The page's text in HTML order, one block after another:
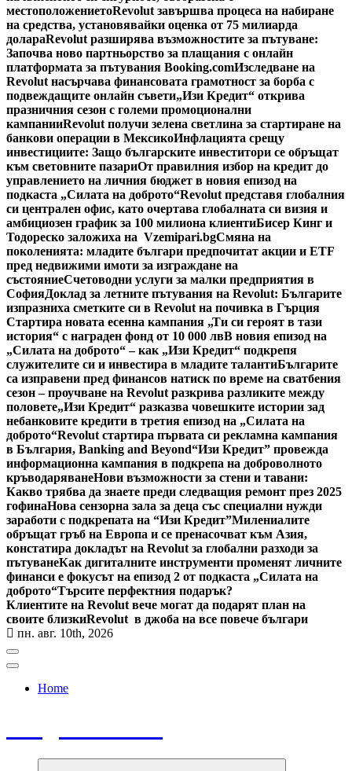
местоположениетоRevolut завършва процеса на набиране
на средства, установявайки оценка от 75 милиарда
долараRevolut разширява възможностите за пътуване:
Започва ново партньорство за плащания с онлайн
платформата за пътувания Booking.comИзследване на
Revolut насърчава финансовата грамотност за борба с
подвеждащите онлайн съвети„Изи Кредит“ открива
празничния сезон с големи промоционални
кампанииRevolut получи зелена светлина за стартиране на
банкови операции в МексикоИнфлацията срещу
инвестициите: Защо българските инвеститори се обръщат
към световните пазариОт правилния избор на кредит до
управлението на личния бюджет в новия епизод на
подкаста „Силата на доброто“Revolut представя глобалния
си централен офис, като очертава глобалната си визия и
амбициозен график за 100 милиона клиентиБисер Кинг и
Тодореско заложиха на Vzemipari.bgСмяна на
поколенията: младите българи предпочитат акции и ETF
пред недвижими имоти за изграждане на
състояниеСчетоводни услуги за малки предприятия в
СофияДоклад за летните пътувания на Revolut: Българите
изпразниха сметките си в Revolut на почивка в Гърция
Стартира новата есенна кампания „Ти си героят в тази
история“ с награден фонд от 10 000 лвВ новия епизод на
„Силата на доброто“ – как „Изи Кредит“ подкрепя
служителите си и инвестира в младите талантиБългарите
са изправени пред финансов натиск по време на сватбения
сезон – проучване на Revolut разкрива разликите между
половете„Изи Кредит“ разказва човешките истории зад
небанковите кредити в третия епизод на „Силата на
доброто“Revolut стартира първата си рекламна кампания
в България, Banking and Beyond“Изи Кредит” провежда
информационна кампания в подкрепа на доброволното
кръводаряванеНови възможности за стени и тавани:
Какво трябва да знаете преди следващия ремонт през 2025
гофинаНова сензорна зала за деца със специални нужди
заработи с подкрепата на “Изи Кредит”Милениалите
обръщат гръб на Европа и се пренасочват към Азия,
констатира докладът на Revolut за глобални разходи за
пътуванеКак дигиталните инструменти променят личните
финанси е фокусът на епизод 2 от подкаста „Силата на
доброто“Търсите перфектния подарък?
Клиентите на Revolut вече могат да подарят план на
своите близкиRevolut в джоба на все повече българи
пн. авг. 10th, 2026
Home